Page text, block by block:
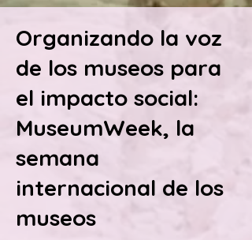
Organizando la voz
de los museos para
el impacto social:
MuseumWeek, la
semana
internacional de los
museos